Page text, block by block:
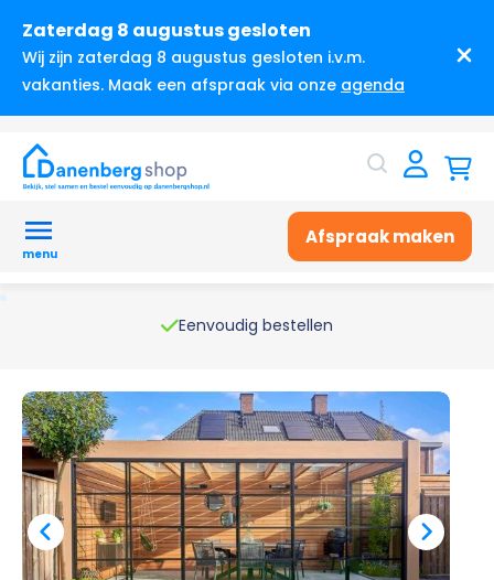
Zaterdag 8 augustus gesloten
Wij zijn zaterdag 8 augustus gesloten i.v.m.
vakanties. Maak een afspraak via onze agenda
menu
Afspraak maken
Eenvoudig bestellen